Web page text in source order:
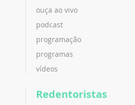
ouça ao vivo
podcast
programação
programas
vídeos
Redentoristas